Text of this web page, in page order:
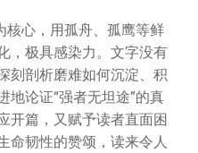
核心，用孤舟、孤鹰等鲜
，极具感染力。文字没有
刻剖析磨难如何沉淀、积
地论证“强者无坦途”的真
开篇，又赋予读者直面困
命韧性的赞颂，读来令人